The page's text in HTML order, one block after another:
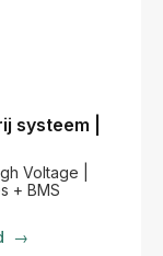
systeem |
Voltage |
+ BMS
→